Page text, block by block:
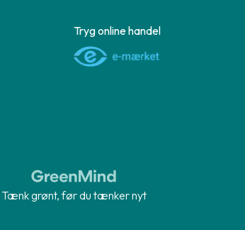
Tryg online handel
Tænk grønt, før du tænker nyt